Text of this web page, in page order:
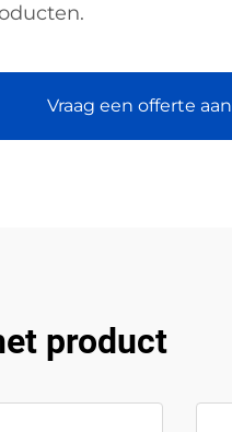
Vraag een offerte aan
product